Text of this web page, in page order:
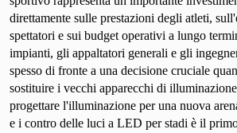
direttamente sulle prestazioni degli atleti,
spettatori e sui budget operativi a lungo
impianti, gli appaltatori generali e gli
spesso di fronte a una decisione cruciale
sostituire i vecchi apparecchi di
progettare l'illuminazione per una nuova
e i contro delle luci a LED per stadi è il